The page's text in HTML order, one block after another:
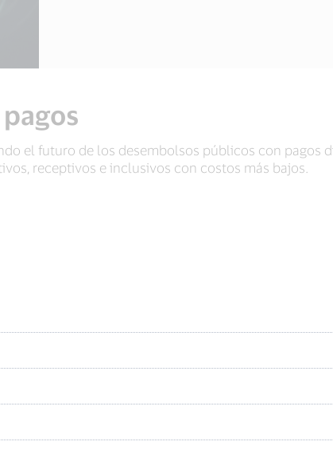
el futuro de los desembolsos públicos con pagos
receptivos e inclusivos con costos más bajos.